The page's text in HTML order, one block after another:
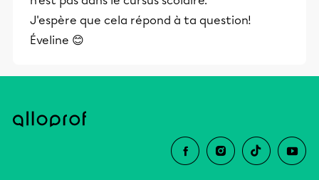
J'espère que cela répond à ta question!
Éveline 😊